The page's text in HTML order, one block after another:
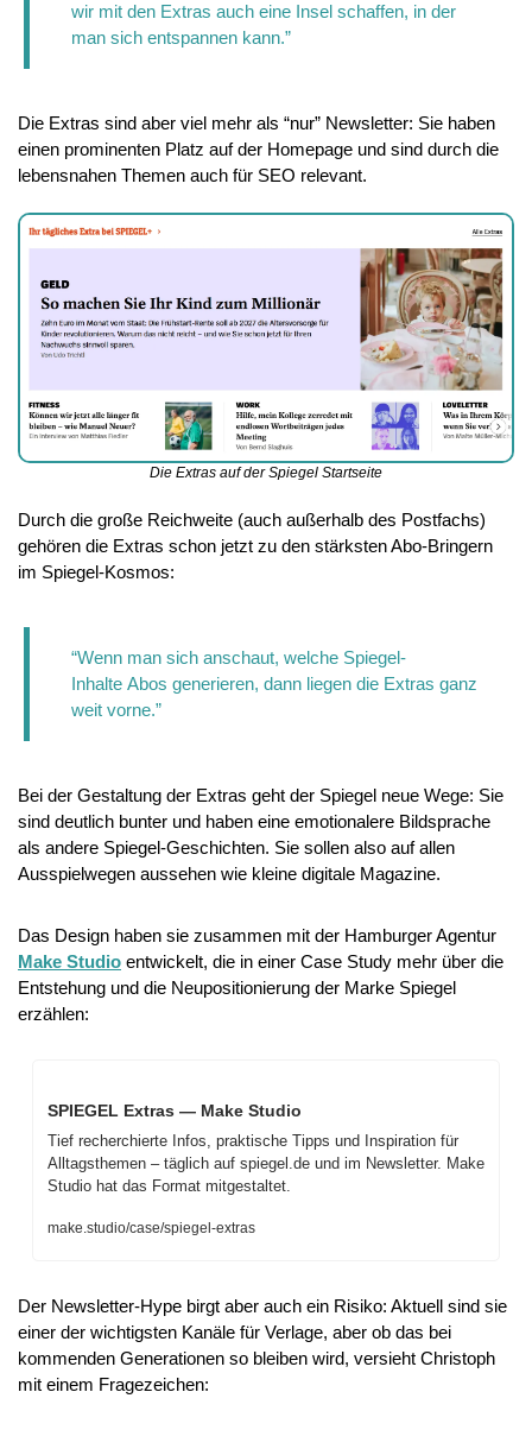
wir mit den Extras auch eine Insel schaffen, in der
man sich entspannen kann.”
Die Extras sind aber viel mehr als “nur” Newsletter: Sie haben
einen prominenten Platz auf der Homepage und sind durch die
lebensnahen Themen auch für SEO relevant.
Die Extras auf der Spiegel Startseite
Durch die große Reichweite (auch außerhalb des Postfachs)
gehören die Extras schon jetzt zu den stärksten Abo-Bringern
im Spiegel-Kosmos:
“Wenn man sich anschaut, welche Spiegel-
Inhalte Abos generieren, dann liegen die Extras ganz
weit vorne.”
Bei der Gestaltung der Extras geht der Spiegel neue Wege: Sie
sind deutlich bunter und haben eine emotionalere Bildsprache
als andere Spiegel-Geschichten. Sie sollen also auf allen
Ausspielwegen aussehen wie kleine digitale Magazine.
Make Studio entwickelt, die in einer Case Study mehr über die
Entstehung und die Neupositionierung der Marke Spiegel
erzählen:
SPIEGEL Extras — Make Studio
Tief recherchierte Infos, praktische Tipps und Inspiration für
Alltagsthemen – täglich auf spiegel.de und im Newsletter. Make
Studio hat das Format mitgestaltet.
make.studio/case/spiegel-extras
Der Newsletter-Hype birgt aber auch ein Risiko: Aktuell sind sie
einer der wichtigsten Kanäle für Verlage, aber ob das bei
kommenden Generationen so bleiben wird, versieht Christoph
mit einem Fragezeichen: